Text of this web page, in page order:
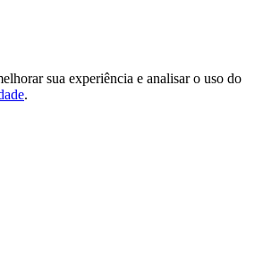
sua experiência e analisar o uso do
.